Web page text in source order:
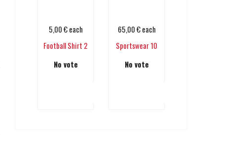
5,00 € each
Football Shirt 2
No vote
65,00 € each
Sportswear 10
No vote